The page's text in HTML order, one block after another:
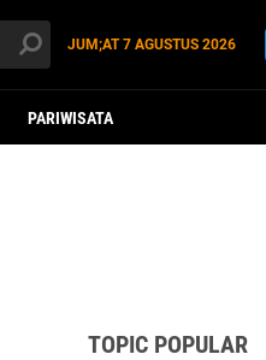
JUM;AT7 AGUSTUS 2026
PARIWISATA
TOPIC POPULAR